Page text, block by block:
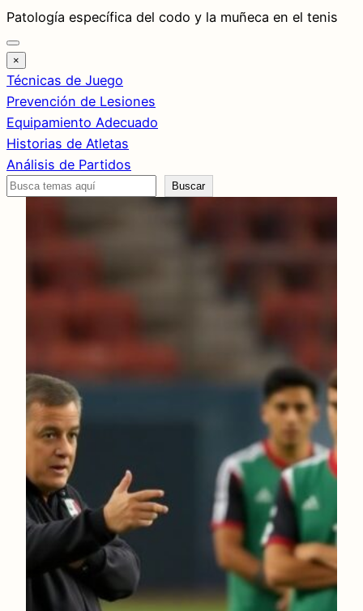
Saltar
al
contenido
Patología específica del codo y la muñeca en el tenis
×
Técnicas de Juego
Prevención de Lesiones
Equipamiento Adecuado
Historias de Atletas
Análisis de Partidos
Buscar
Buscar